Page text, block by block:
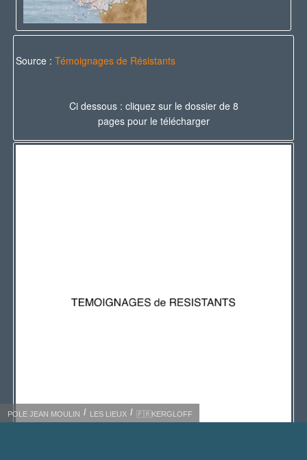
Source : Témoignages de Résistants
Ci dessous : cliquez sur le dossier de 8
pages pour le télécharger
POLE JEAN MOULIN LES LIEUX 🇫🇷KERGLOFF